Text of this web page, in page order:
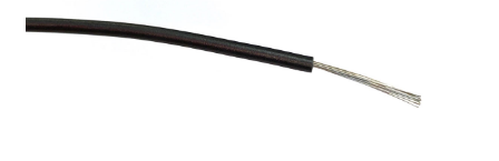
Корзина